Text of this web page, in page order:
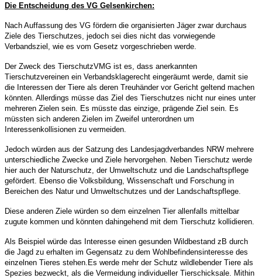
Die Entscheidung des VG Gelsenkirchen:
Nach Auffassung des VG fördern die organisierten Jäger zwar durchaus
Ziele des Tierschutzes, jedoch sei dies nicht das vorwiegende
Verbandsziel, wie es vom Gesetz vorgeschrieben werde.
Der Zweck des TierschutzVMG ist es, dass anerkannten
Tierschutzvereinen ein Verbandsklagerecht eingeräumt werde, damit sie
die Interessen der Tiere als deren Treuhänder vor Gericht geltend machen
könnten. Allerdings müsse das Ziel des Tierschutzes nicht nur eines unter
mehreren Zielen sein. Es müsste das einzige, prägende Ziel sein. Es
müssten sich anderen Zielen im Zweifel unterordnen um
Interessenkollisionen zu vermeiden.
Jedoch würden aus der Satzung des Landesjagdverbandes NRW mehrere
unterschiedliche Zwecke und Ziele hervorgehen. Neben Tierschutz werde
hier auch der Naturschutz, der Umweltschutz und die Landschaftspflege
gefördert. Ebenso die Volksbildung, Wissenschaft und Forschung in
Bereichen des Natur und Umweltschutzes und der Landschaftspflege.
Diese anderen Ziele würden so dem einzelnen Tier allenfalls mittelbar
zugute kommen und könnten dahingehend mit dem Tierschutz kollidieren.
Als Beispiel würde das Interesse einen gesunden Wildbestand zB durch
die Jagd zu erhalten im Gegensatz zu dem Wohlbefindensinteresse des
einzelnen Tieres stehen. Es werde mehr der Schutz wildlebender Tiere als
Spezies bezweckt, als die Vermeidung individueller Tierschicksale.
Mithin